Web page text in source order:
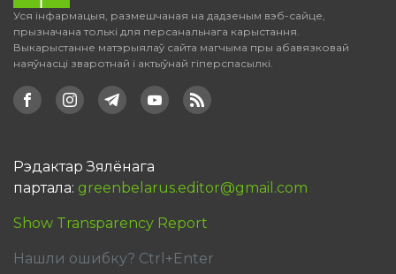
Уся інфармацыя, размешчаная на дадзеным вэб-сайце,
прызначана толькі для персанальнага карыстання.
Выкарыстанне матэрыялаў сайта магчыма пры абавязковай
наяўнасці зваротнай і актыўнай гіперспасылкі.
Рэдактар Зялёнага
партала: greenbelarus.editor@gmail.com
Show Transparency Report
Нашли ошибку? Ctrl+Enter